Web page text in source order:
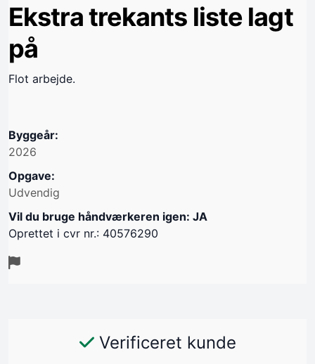
Ekstra trekants liste lagt
på
Flot arbejde.
Byggeår:
2026
Opgave:
Udvendig
Vil du bruge håndværkeren igen: JA
Oprettet i cvr nr.: 40576290
Verificeret kunde